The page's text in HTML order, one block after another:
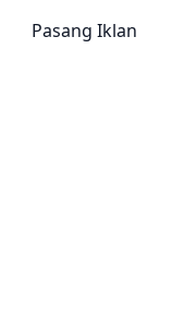
Pasang Iklan